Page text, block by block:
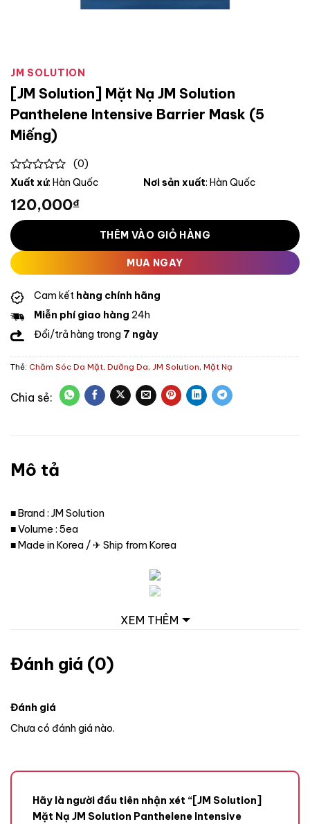
JM SOLUTION
[JM Solution] Mặt Nạ JM Solution
Panthelene Intensive Barrier Mask (5
Miếng)
0
of
5
(0)
Xuất xứ: Hàn Quốc Nơi sản xuất: Hàn Quốc
120,000₫
THÊM VÀO GIỎ HÀNG
MUA NGAY
Cam kết hàng chính hãng
Miễn phí giao hàng 24h
Đổi/trả hàng trong 7 ngày
Thẻ: Chăm Sóc Da Mặt, Dưỡng Da, JM Solution, Mặt Nạ
Mô tả
■ Brand : JM Solution
■ Volume : 5ea
■ Made in Korea / ✈ Ship from Korea
XEM THÊM
Đánh giá (0)
Đánh giá
Chưa có đánh giá nào.
Hãy là người đầu tiên nhận xét “[JM Solution]
Mặt Nạ JM Solution Panthelene Intensive